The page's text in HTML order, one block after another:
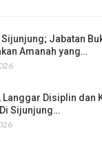
Sijunjung; Jabatan
Amanah yang…
Langgar Disiplin dan
Sijunjung…